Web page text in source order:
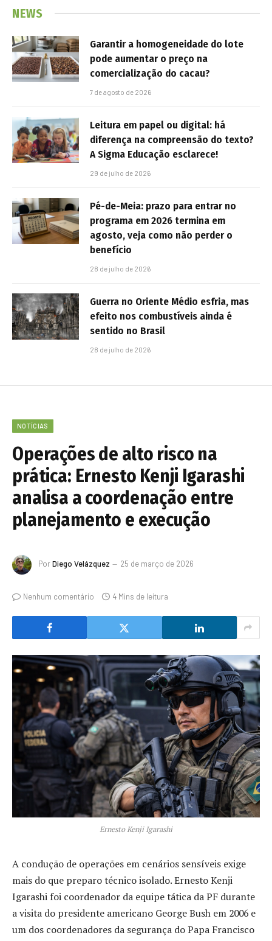
NEWS
Garantir a homogeneidade do lote
pode aumentar o preço na
comercialização do cacau?
7 de agosto de 2026
Leitura em papel ou digital: há
diferença na compreensão do texto?
A Sigma Educação esclarece!
29 de julho de 2026
Pé-de-Meia: prazo para entrar no
programa em 2026 termina em
agosto, veja como não perder o
benefício
28 de julho de 2026
Guerra no Oriente Médio esfria, mas
efeito nos combustíveis ainda é
sentido no Brasil
28 de julho de 2026
NOTÍCIAS
Operações de alto risco na
prática: Ernesto Kenji Igarashi
analisa a coordenação entre
planejamento e execução
PorDiego Velázquez 25 de março de 2026
Nenhum comentário 4 Mins de leitura
Ernesto Kenji Igarashi
A condução de operações em cenários sensíveis exige
mais do que preparo técnico isolado. Ernesto Kenji
Igarashi foi coordenador da equipe tática da PF durante
a visita do presidente americano George Bush em 2006 e
um dos coordenadores da segurança do Papa Francisco